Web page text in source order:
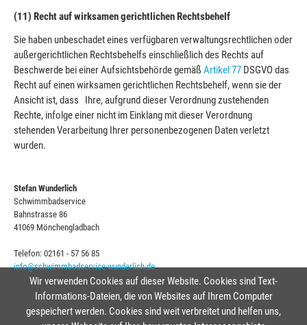
(11) Recht auf wirksamen gerichtlichen Rechtsbehelf
Sie haben unbeschadet eines verfügbaren verwaltungsrechtlichen oder
außergerichtlichen Rechtsbehelfs einschließlich des Rechts auf
Beschwerde bei einer Aufsichtsbehörde gemäßArtikel 77 DSGVO das
Recht auf einen wirksamen gerichtlichen Rechtsbehelf, wenn sie der
Ansicht ist, dass Ihre, aufgrund dieser Verordnung zustehenden
Rechte, infolge einer nicht im Einklang mit dieser Verordnung
stehenden Verarbeitung Ihrer personenbezogenen Daten verletzt
wurden.
Stefan Wunderlich
Schwimmbadservice
Bahnstrasse 86
41069 Mönchengladbach
Telefon: 02161 - 57 56 85
info@schwimmbadservice-wunderlich.de
Wir verwenden Cookies auf dieser Website. Cookies sind Text-
Informations-Dateien, die von Websites auf Ihrem Computer
gespeichert werden. Cookies sind weit verbreitet und helfen uns,